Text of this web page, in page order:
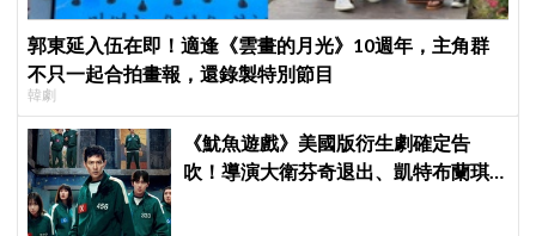
郭東延入伍在即！適逢《雲畫的月光》10週年，主角群
不只一起合拍畫報，還錄製特別節目
韓劇
《魷魚遊戲》美國版衍生劇確定告
吹！導演大衛芬奇退出、凱特布蘭琪